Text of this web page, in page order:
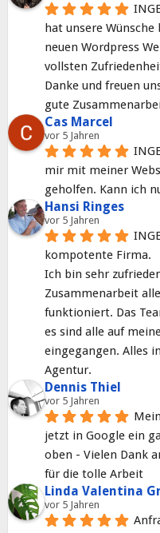
hat unsere
neuen Wordpress
vollsten
Danke und freuen
gute
Cas Marcel
vor 5 Jahren
mir mit meiner
geholfen. Kann ich
Hansi Ringes
vor 5 Jahren
kompotente Firma.
Ich bin sehr
Zusammenarbeit
funktioniert. Das
es sind alle auf
eingegangen. Alles
Agentur.
Dennis Thiel
vor 5 Jahren
jetzt in Google ein
oben - Vielen Dank
für die tolle Arbeit
Linda Valentina
vor 5 Jahren